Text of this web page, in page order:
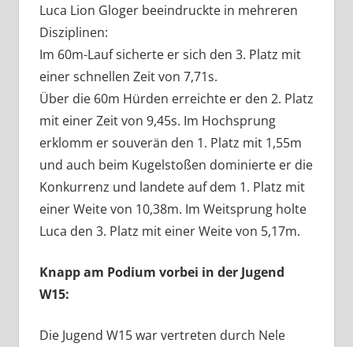
Luca Lion Gloger beeindruckte in mehreren
Disziplinen:
Im 60m-Lauf sicherte er sich den 3. Platz mit
einer schnellen Zeit von 7,71s.
Über die 60m Hürden erreichte er den 2. Platz
mit einer Zeit von 9,45s. Im Hochsprung
erklomm er souverän den 1. Platz mit 1,55m
und auch beim Kugelstoßen dominierte er die
Konkurrenz und landete auf dem 1. Platz mit
einer Weite von 10,38m. Im Weitsprung holte
Luca den 3. Platz mit einer Weite von 5,17m.
Knapp am Podium vorbei in der Jugend
W15:
Die Jugend W15 war vertreten durch Nele